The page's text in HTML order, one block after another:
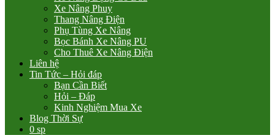
Xe Nâng Phuy
Thang Nâng Điện
Phụ Tùng Xe Nâng
Bọc Bánh Xe Nâng PU
Cho Thuê Xe Nâng Điện
Liên hệ
Tin Tức – Hỏi đáp
Bạn Cần Biết
Hỏi – Đáp
Kinh Nghiệm Mua Xe
Blog Thời Sự
0 sp